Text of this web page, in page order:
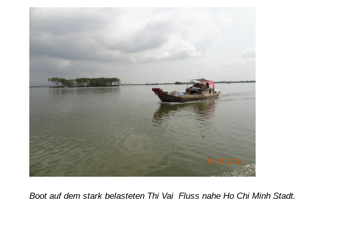
Boot auf dem stark belasteten Thi Vai Fluss nahe Ho Chi Minh Stadt.